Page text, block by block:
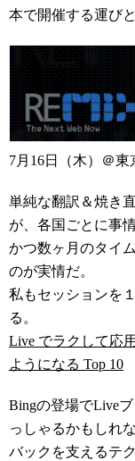
本で開催する運び
7月16日（木）＠東
単純な翻訳＆焼き
が、各国ごとに事
かつ数ヶ月のタイ
のが実情だ。
私もセッションを
る。
Live でラクして応
ようになる Top 10
Bingの登場でLive
っしゃるかもしれな
バックを支えるテ